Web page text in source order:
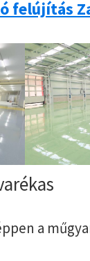
felújítás
a